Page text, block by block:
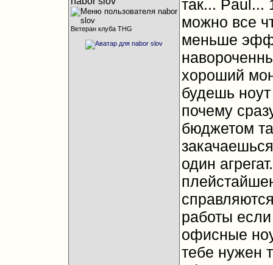
Ветеран клуба THG
так... Paul...
можно все
меньше
хороший
будешь
почему
бюджетом
один
работы
офисные
тебе нужен